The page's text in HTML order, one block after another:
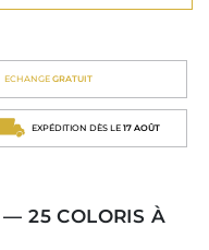
ECHANGE GRATUIT
EXPÉDITION DÈS LE 17 AOÛT
— 25 COLORIS À